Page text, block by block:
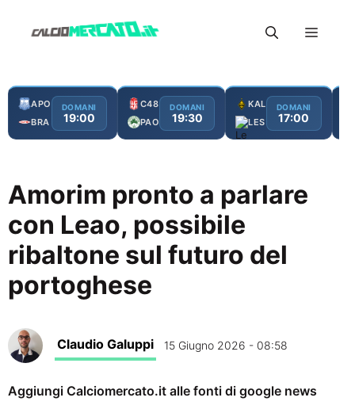
Menu
APO
BRA
DOMANI
19:00
C48
PAO
DOMANI
19:30
KAL
LES
DOMANI
17:00
Amorim pronto a parlare
con Leao, possibile
ribaltone sul futuro del
portoghese
Claudio Galuppi 15 Giugno 2026 - 08:58
Aggiungi Calciomercato.it alle fonti di google news